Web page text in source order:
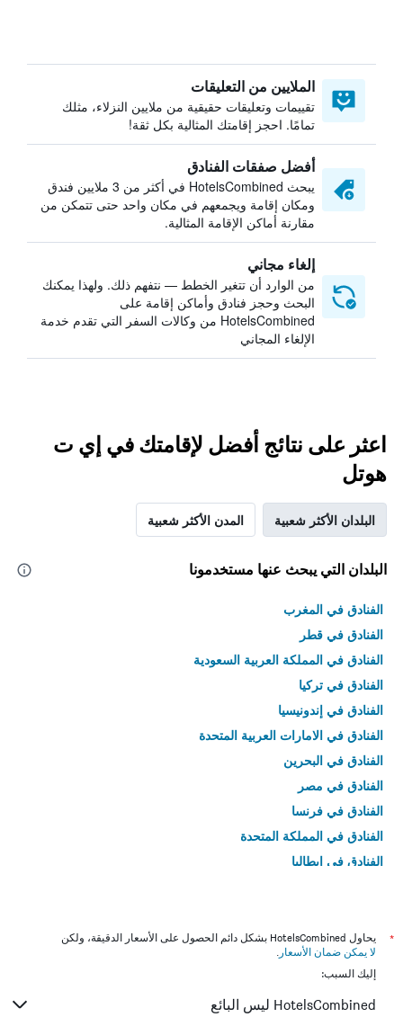
الملايين من التعليقات
تقييمات وتعليقات حقيقية من ملايين النزلاء، مثلك
تمامًا. احجز إقامتك المثالية بكل ثقة!
أفضل صفقات الفنادق
يبحث HotelsCombined في أكثر من 3 ملايين فندق
ومكان إقامة ويجمعهم في مكان واحد حتى تتمكن من
مقارنة أماكن الإقامة المثالية.
إلغاء مجاني
من الوارد أن تتغير الخطط — نتفهم ذلك. ولهذا يمكنك
البحث وحجز فنادق وأماكن إقامة على
HotelsCombined من وكالات السفر التي تقدم خدمة
الإلغاء المجاني
اعثر على نتائج أفضل لإقامتك في إي ت
هوتل
البلدان الأكثر شعبية المدن الأكثر شعبية
البلدان التي يبحث عنها مستخدمونا
الفنادق في المغرب
الفنادق في قطر
الفنادق في المملكة العربية السعودية
الفنادق في تركيا
الفنادق في إندونيسيا
الفنادق في الامارات العربية المتحدة
الفنادق في البحرين
الفنادق في مصر
الفنادق في فرنسا
الفنادق في المملكة المتحدة
الفنادق في إيطاليا
*
يحاول HotelsCombined بشكل دائم الحصول على الأسعار الدقيقة، ولكن
لا يمكن ضمان الأسعار .
إليك السبب:
HotelsCombined ليس البائع